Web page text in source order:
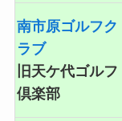
南市原ゴルフク
ラブ
旧天ケ代ゴルフ
倶楽部